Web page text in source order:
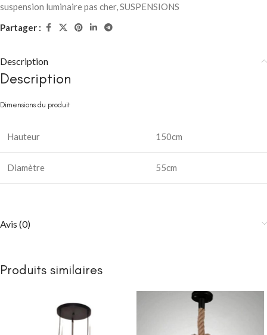
suspension luminaire pas cher,SUSPENSIONS
Partager :
Description
Description
Dimensions du produit
Hauteur 150cm
Diamètre 55cm
Avis (0)
Produits similaires